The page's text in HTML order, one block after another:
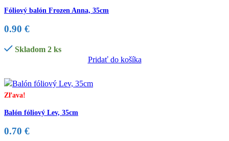
Fóliový balón Frozen Anna, 35cm
0.90 €
Skladom 2 ks
Pridať do košíka
Zľava!
Balón fóliový Lev, 35cm
0.70 €